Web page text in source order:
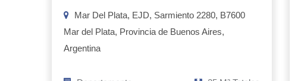
Mar Del Plata, EJD, Sarmiento 2280, B7600
Mar del Plata, Provincia de Buenos Aires,
Argentina